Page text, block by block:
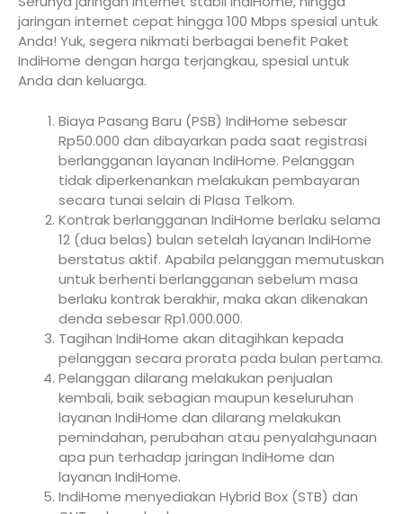
jaringan internet cepat hingga 100 Mbps spesial untuk
Anda! Yuk, segera nikmati berbagai benefit Paket
IndiHome dengan harga terjangkau, spesial untuk
Anda dan keluarga.
Biaya Pasang Baru (PSB) IndiHome sebesar
Rp50.000 dan dibayarkan pada saat registrasi
berlangganan layanan IndiHome. Pelanggan
tidak diperkenankan melakukan pembayaran
secara tunai selain di Plasa Telkom.
Kontrak berlangganan IndiHome berlaku selama
12 (dua belas) bulan setelah layanan IndiHome
berstatus aktif. Apabila pelanggan memutuskan
untuk berhenti berlangganan sebelum masa
berlaku kontrak berakhir, maka akan dikenakan
denda sebesar Rp1.000.000.
Tagihan IndiHome akan ditagihkan kepada
pelanggan secara prorata pada bulan pertama.
Pelanggan dilarang melakukan penjualan
kembali, baik sebagian maupun keseluruhan
layanan IndiHome dan dilarang melakukan
pemindahan, perubahan atau penyalahgunaan
apa pun terhadap jaringan IndiHome dan
layanan IndiHome.
IndiHome menyediakan Hybrid Box (STB) dan